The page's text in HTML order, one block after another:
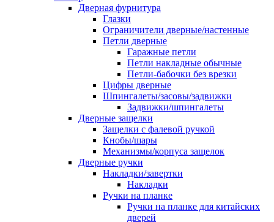
Дверная фурнитура
Глазки
Ограничители дверные/настенные
Петли дверные
Гаражные петли
Петли накладные обычные
Петли-бабочки без врезки
Цифры дверные
Шпингалеты/засовы/задвижки
Задвижки/шпингалеты
Дверные защелки
Защелки с фалевой ручкой
Кнобы/шары
Механизмы/корпуса защелок
Дверные ручки
Накладки/завертки
Накладки
Ручки на планке
Ручки на планке для китайских
дверей